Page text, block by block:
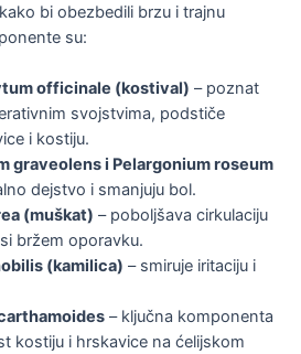
bi obezbedili brzu i trajnu
su:
officinale (kostival) – poznat
svojstvima, podstiče
i kostiju.
graveolens i Pelargonium roseum
dejstvo i smanjuju bol.
(muškat) – poboljšava cirkulaciju
bržem oporavku.
(kamilica) – smiruje iritaciju i
– ključna komponenta
kostiju i hrskavice na ćelijskom